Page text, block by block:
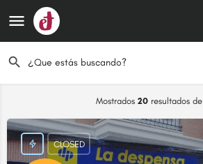
Mostrados 20 resultados de
CLOSED